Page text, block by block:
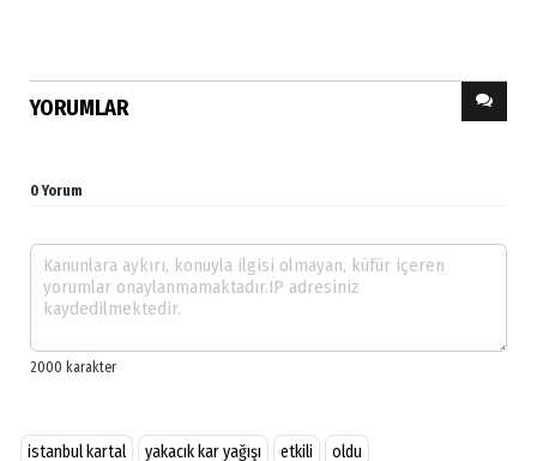
YORUMLAR
0 Yorum
istanbul kartal yakacık kar yağışı etkili oldu